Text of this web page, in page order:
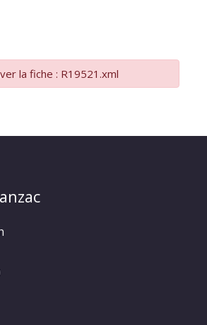
la fiche : R19521.xml